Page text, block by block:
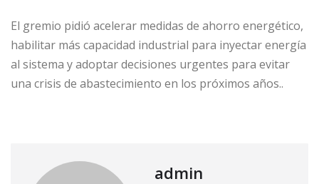
El gremio pidió acelerar medidas de ahorro energético,
habilitar más capacidad industrial para inyectar energía
al sistema y adoptar decisiones urgentes para evitar
una crisis de abastecimiento en los próximos años..
admin